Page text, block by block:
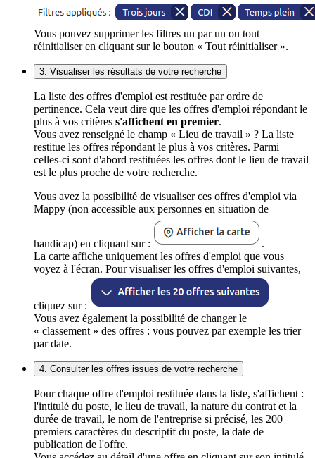
Vous pouvez supprimer les filtres un par un ou tout
réinitialiser en cliquant sur le bouton « Tout réinitialiser ».
3. Visualiser les résultats de votre recherche
La liste des offres d'emploi est restituée par ordre de
pertinence. Cela veut dire que les offres d'emploi répondant le
plus à vos critères s'affichent en premier.
Vous avez renseigné le champ « Lieu de travail » ? La liste
restitue les offres répondant le plus à vos critères. Parmi
celles-ci sont d'abord restituées les offres dont le lieu de travail
est le plus proche de votre recherche.
Vous avez la possibilité de visualiser ces offres d'emploi via
Mappy (non accessible aux personnes en situation de
handicap) en cliquant sur :
.
La carte affiche uniquement les offres d'emploi que vous
voyez à l'écran. Pour visualiser les offres d'emploi suivantes,
cliquez sur :
Vous avez également la possibilité de changer le
« classement » des offres : vous pouvez par exemple les trier
par date.
4. Consulter les offres issues de votre recherche
Pour chaque offre d'emploi restituée dans la liste, s'affichent :
l'intitulé du poste, le lieu de travail, la nature du contrat et la
durée de travail, le nom de l'entreprise si précisé, les 200
premiers caractères du descriptif du poste, la date de
publication de l'offre.